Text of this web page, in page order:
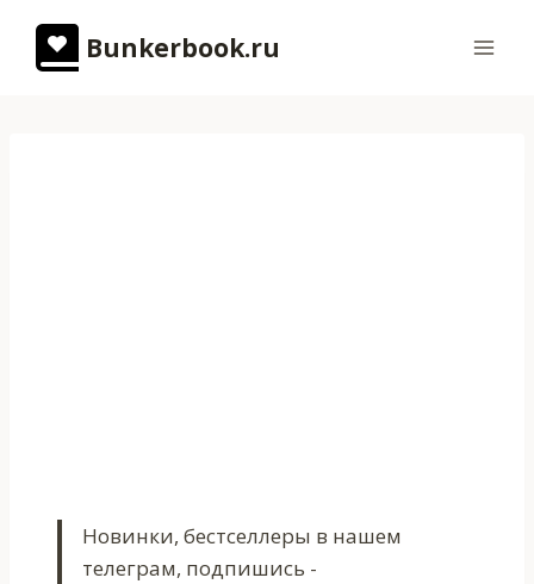
содержимому
Bunkerbook.ru
Новинки, бестселлеры в нашем
телеграм, подпишись -